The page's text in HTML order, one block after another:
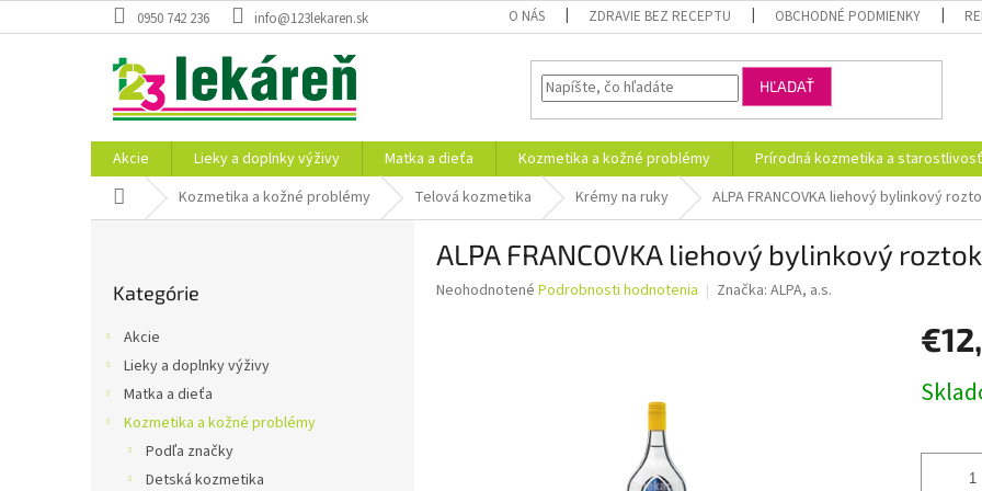
na
0950 742 236 info@123lekaren.sk O NÁS ZDRAVIE BEZ RECEPTU OBCHODNÉ PODMIENKY
HĽADAŤ
Akcie Lieky a doplnky výživy Matka a dieťa Kozmetika a kožné problémy Prírodná kozmetika a starostlivosť
DomovKozmetika a kožné problémy Telová kozmetika Krémy na ruky ALPA FRANCOVKA liehový bylinkový
kategórie
Kategórie
Akcie
Lieky a doplnky výživy
Matka a dieťa
Kozmetika a kožné problémy
Podľa značky
Detská kozmetika
ALPA FRANCOVKA liehový bylinkový
Priemerné
Neohodnotené Podrobnosti hodnotenia Značka: ALPA, a.s.
cena: